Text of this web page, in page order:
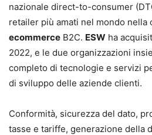
nazionale direct-to-consumer
retailer più amati nel mondo nella
ecommerce B2C. ESW ha
2022, e le due organizzazioni
completo di tecnologie e servizi
di sviluppo delle aziende clienti.
Conformità, sicurezza del dato,
tasse e tariffe, generazione della